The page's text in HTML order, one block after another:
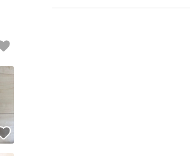
績について
ーザーにバッジを付与しています
クリアした安心・安全なユーザーです
をコピーします
す